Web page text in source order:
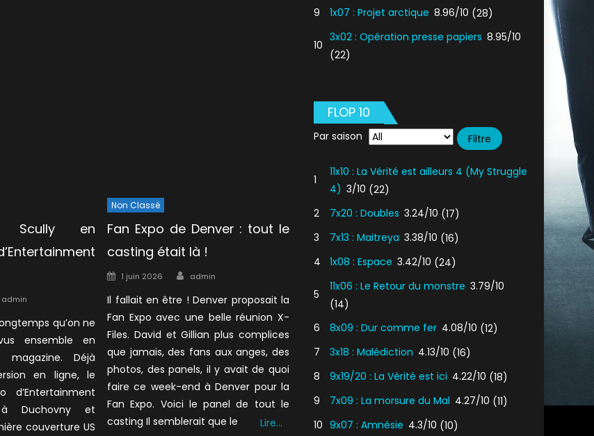
Scully en
Author
admin
qu’on ne
ensemble en
magazine. Déjà
en ligne, le
d’Entertainment
Duchovny et
couverture US
Non Classé
Fan Expo de Denver : tout le
casting était là !
Posted
1 juin 2026 Author
admin
Il fallait en être ! Denver proposait la
Fan Expo avec une belle réunion X-
Files. David et Gillian plus complices
que jamais, des fans aux anges, des
photos, des panels, il y avait de quoi
faire ce week-end à Denver pour la
Fan Expo. Voici le panel de tout le
casting Il semblerait que le
Lire…
9
1x07 : Projet arctique 8.96/10 (28)
10
3x02 : Opération presse papiers 8.95/10
(22)
FLOP 10
Par saison
1
11x10 : La Vérité est ailleurs 4 (My Struggle
4) 3/10 (22)
2
7x20 : Doubles 3.24/10 (17)
3
7x13 : Maitreya 3.38/10 (16)
4
1x08 : Espace 3.42/10 (24)
5
11x06 : Le Retour du monstre 3.79/10
(14)
6
8x09 : Dur comme fer 4.08/10 (12)
7
3x18 : Malédiction 4.13/10 (16)
8
9x19/20 : La Vérité est ici 4.22/10 (18)
9
7x09 : La morsure du Mal 4.27/10 (11)
10 9x07 : Amnésie 4.3/10 (10)